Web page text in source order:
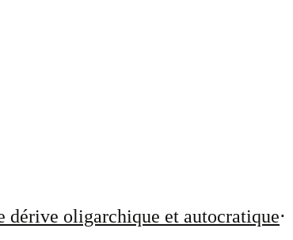
oligarchique et autocratique